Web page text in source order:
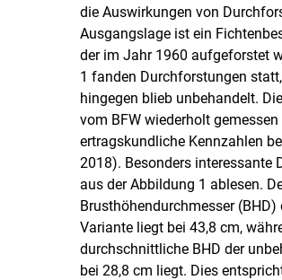
die Auswirkungen von
Ausgangslage ist ein
der im Jahr 1960 aufgeforstet
1 fanden Durchforstungen
hingegen blieb unbehandelt.
vom BFW wiederholt
ertragskundliche Kennzahlen
2018). Besonders interessante
aus der Abbildung 1 ablesen.
Brusthöhendurchmesser
Variante liegt bei 43,8 cm,
durchschnittliche BHD der
bei 28,8 cm liegt. Dies